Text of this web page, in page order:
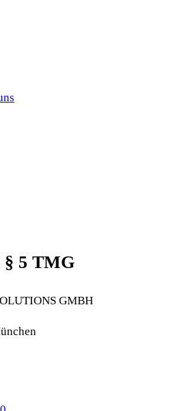
§ 5 TMG
GMBH